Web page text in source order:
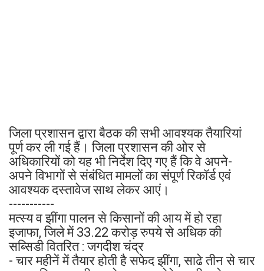
जिला प्रशासन द्वारा बैठक की सभी आवश्यक तैयारियां
पूर्ण कर ली गई हैं। जिला प्रशासन की ओर से
अधिकारियों को यह भी निर्देश दिए गए हैं कि वे अपने-
अपने विभागों से संबंधित मामलों का संपूर्ण रिकॉर्ड एवं
आवश्यक दस्तावेज साथ लेकर आएं।
-----------
मत्स्य व झींगा पालन से किसानों की आय में हो रहा
इजाफा, जिले में 33.22 करोड़ रुपये से अधिक की
सब्सिडी वितरित : जगदीश चंद्र
- चार महीनें में तैयार होती है सफेद झींगा, साढे तीन से चार